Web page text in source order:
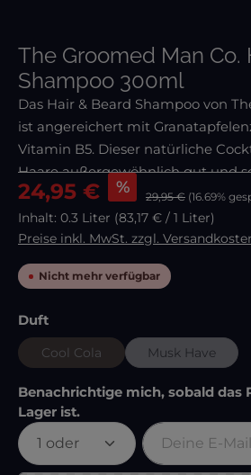
Durchschnittliche Bewertung von
The Groomed Man Co.
Shampoo 300ml
Das Hair & Beard Shampoo von
ist angereichert mit
Vitamin B5. Dieser natürliche
Haare außergewöhnlich gut und
reinigen. Aktivkohle entfernt
und gibt ihne
Verkaufspreis:
24,95 € % 29,95 € (16.69%
Inhalt: 0.3 Liter (83,17 € / 1 Liter)
Preise inkl. MwSt. zzgl.
Nicht mehr verfügbar
Duftauswählen
Cool Cola
(Diese Option ist zurzeit nicht
Musk Have
(Diese
Benachrichtige mich, sobald das
Lager ist.
Deine E-Mail